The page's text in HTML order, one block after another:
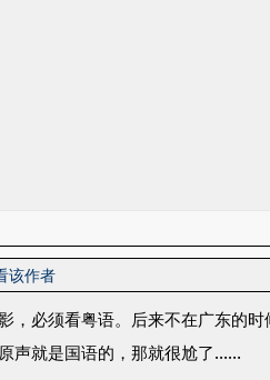
该作者
，必须看粤语。后来不在广东的
声就是国语的，那就很尬了……